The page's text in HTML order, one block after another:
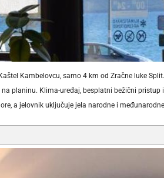
Kambelovcu, samo 4 km od Zračne luke
planinu. Klima-uređaj, besplatni bežični
a jelovnik uključuje jela narodne i